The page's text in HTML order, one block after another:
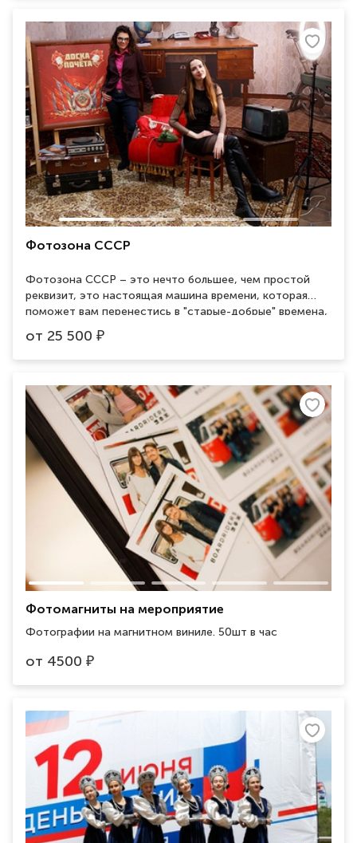
Фотозона СССР
Фотозона СССР – это нечто большее, чем простой
реквизит, это настоящая машина времени, которая
поможет вам перенестись в "старые-добрые" времена,
когда "было лучше". Прекрасно подойдет для
тематической вечеринки в советском стиле, такая
необычная фотосессия запомнится гостям вашего
на 3м
от 25 500 ₽
Фотомагниты на мероприятие
Фотографии на магнитном виниле. 50шт в час
от 4500 ₽